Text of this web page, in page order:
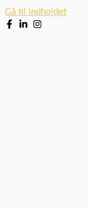
Gå til indholdet